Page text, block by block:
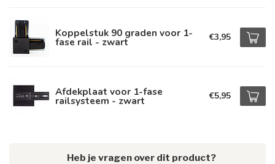
Koppelstuk 90 graden voor 1-
fase rail - zwart €3,95
Afdekplaat voor 1-fase
railsysteem - zwart €5,95
Heb je vragen over dit product?